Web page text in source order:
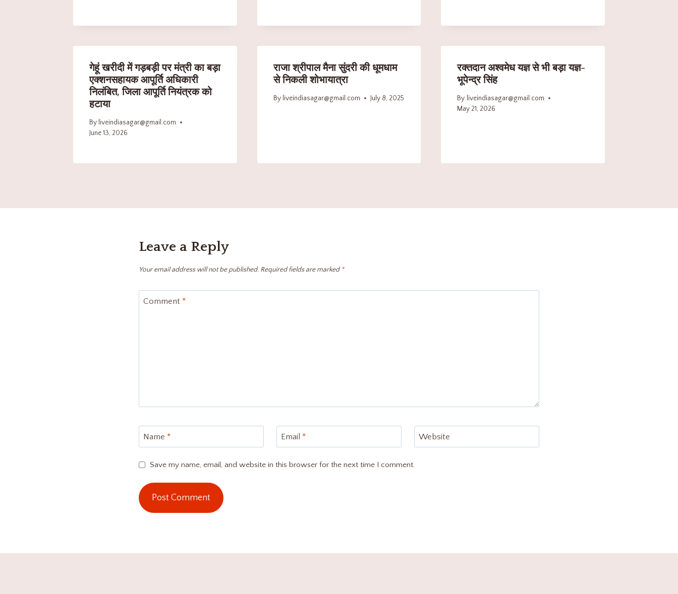
गेहूं खरीदी में गड़बड़ी पर मंत्री का बड़ा
एक्शनसहायक आपूर्ति अधिकारी
निलंबित, जिला आपूर्ति नियंत्रक को
हटाया
By liveindiasagar@gmail.com
June 13, 2026
राजा श्रीपाल मैना सुंदरी की धूमधाम
से निकली शोभायात्रा
By liveindiasagar@gmail.com July 8, 2025
रक्तदान अश्वमेध यज्ञ से भी बड़ा यज्ञ-
भूपेन्द्र सिंह
By liveindiasagar@gmail.com
May 21, 2026
Leave a Reply
Your email address will not be published. Required fields are marked*
Comment *
Name * Email * Website
Save my name, email, and website in this browser for the next time I comment.